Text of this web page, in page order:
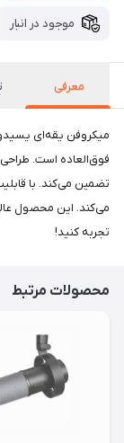
موجود در انبار
معرفی
فوق‌العاده است.
تضمین می‌کند. با
می‌کند. این محصول
تجربه کنید!
محصولات مرتبط